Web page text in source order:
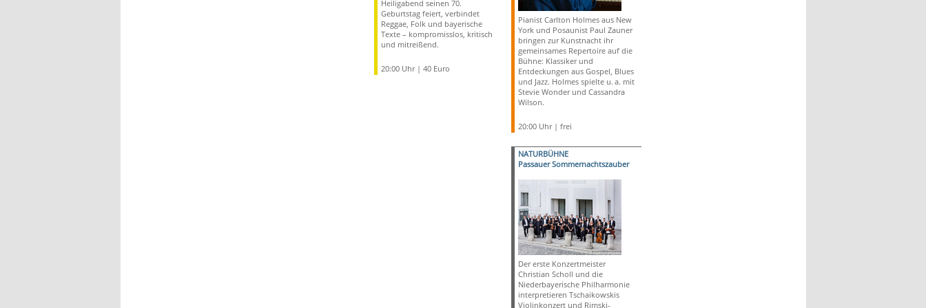
Heiligabend seinen 70.
Geburtstag feiert, verbindet
Reggae, Folk und bayerische
Texte – kompromisslos, kritisch
und mitreißend.
20:00 Uhr | 40 Euro
Pianist Carlton Holmes aus New
York und Posaunist Paul Zauner
bringen zur Kunstnacht ihr
gemeinsames Repertoire auf die
Bühne: Klassiker und
Entdeckungen aus Gospel, Blues
und Jazz. Holmes spielte u. a. mit
Stevie Wonder und Cassandra
Wilson.
20:00 Uhr | frei
NATURBÜHNE
Passauer Sommernachtszauber
Der erste Konzertmeister
Christian Scholl und die
Niederbayerische Philharmonie
interpretieren Tschaikowskis
Violinkonzert und Rimski-